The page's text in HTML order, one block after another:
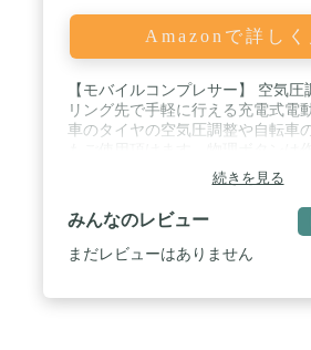
Amazonで詳しく
【モバイルコンプレサー】 空気
リング先で手軽に行える充電式電
車のタイヤの空気圧調整や自転車
をしたまま空気圧調整が可能。指
自動的に充填します。※注意事項
85db程の音が発生します。使用す
響する事があり、うるさく感じる
②本製品は空気を圧縮し排出する
続きを見る
みんなのレビュー
まだレビューはありません